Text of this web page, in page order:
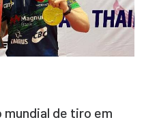
de tiro em